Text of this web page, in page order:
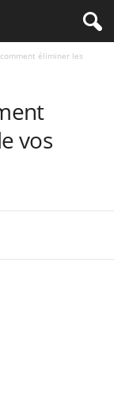
éliminer les
vos